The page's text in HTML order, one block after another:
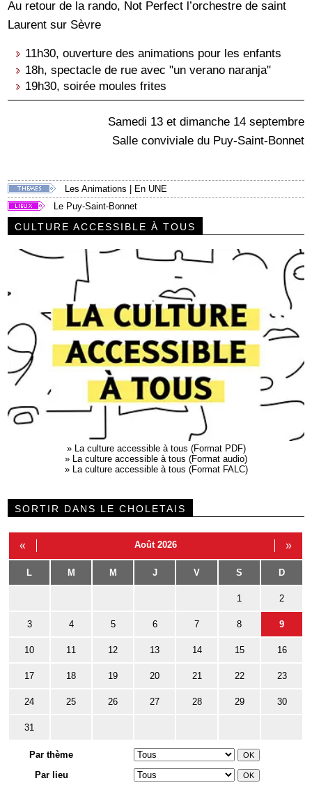
Au retour de la rando, Not Perfect l’orchestre de saint
Laurent sur Sèvre
11h30, ouverture des animations pour les enfants
18h, spectacle de rue avec "un verano naranja"
19h30, soirée moules frites
Samedi 13 et dimanche 14 septembre
Salle conviviale du Puy-Saint-Bonnet
Les Animations
En UNE
Le Puy-Saint-Bonnet
CULTURE ACCESSIBLE À TOUS
» La culture accessible à tous (Format PDF)
» La culture accessible à tous (Format audio)
» La culture accessible à tous (Format FALC)
SORTIR DANS LE CHOLETAIS
« Août 2026 »
L M M J V S D
1 2
3 4 5 6 7 8 9
10 11 12 13 14 15 16
17 18 19 20 21 22 23
24 25 26 27 28 29 30
31
Par thème
Par lieu